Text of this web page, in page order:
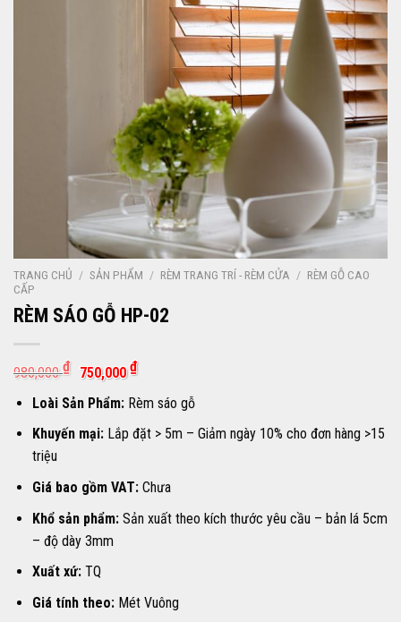
TRANG CHỦ / SẢN PHẨM / RÈM TRANG TRÍ - RÈM CỬA / RÈM GỖ CAO
CẤP
RÈM SÁO GỖ HP-02
980,000₫
Giá
gốc
là:
980,000 ₫.
750,000₫Giá
hiện
tại
là:
Loài Sản Phẩm: Rèm sáo gỗ
Khuyến mại: Lắp đặt > 5m – Giảm ngày 10% cho đơn hàng >15
triệu
Giá bao gồm VAT: Chưa
Khổ sản phẩm: Sản xuất theo kích thước yêu cầu – bản lá 5cm
– độ dày 3mm
Xuất xứ: TQ
Giá tính theo: Mét Vuông